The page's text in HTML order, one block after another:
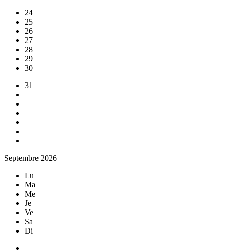
24
25
26
27
28
29
30
31
Septembre 2026
Lu
Ma
Me
Je
Ve
Sa
Di